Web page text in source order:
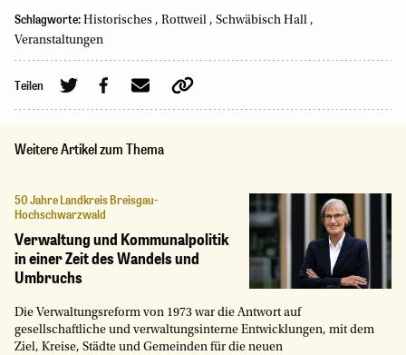
Schlagworte: Historisches , Rottweil , Schwäbisch Hall ,
Veranstaltungen
Teilen
Weitere Artikel zum Thema
50 Jahre Landkreis Breisgau-
Hochschwarzwald
Verwaltung und Kommunalpolitik
in einer Zeit des Wandels und
Umbruchs
Die Verwaltungsreform von 1973 war die Antwort auf
gesellschaftliche und verwaltungsinterne Entwicklungen, mit dem
Ziel, Kreise, Städte und Gemeinden für die neuen